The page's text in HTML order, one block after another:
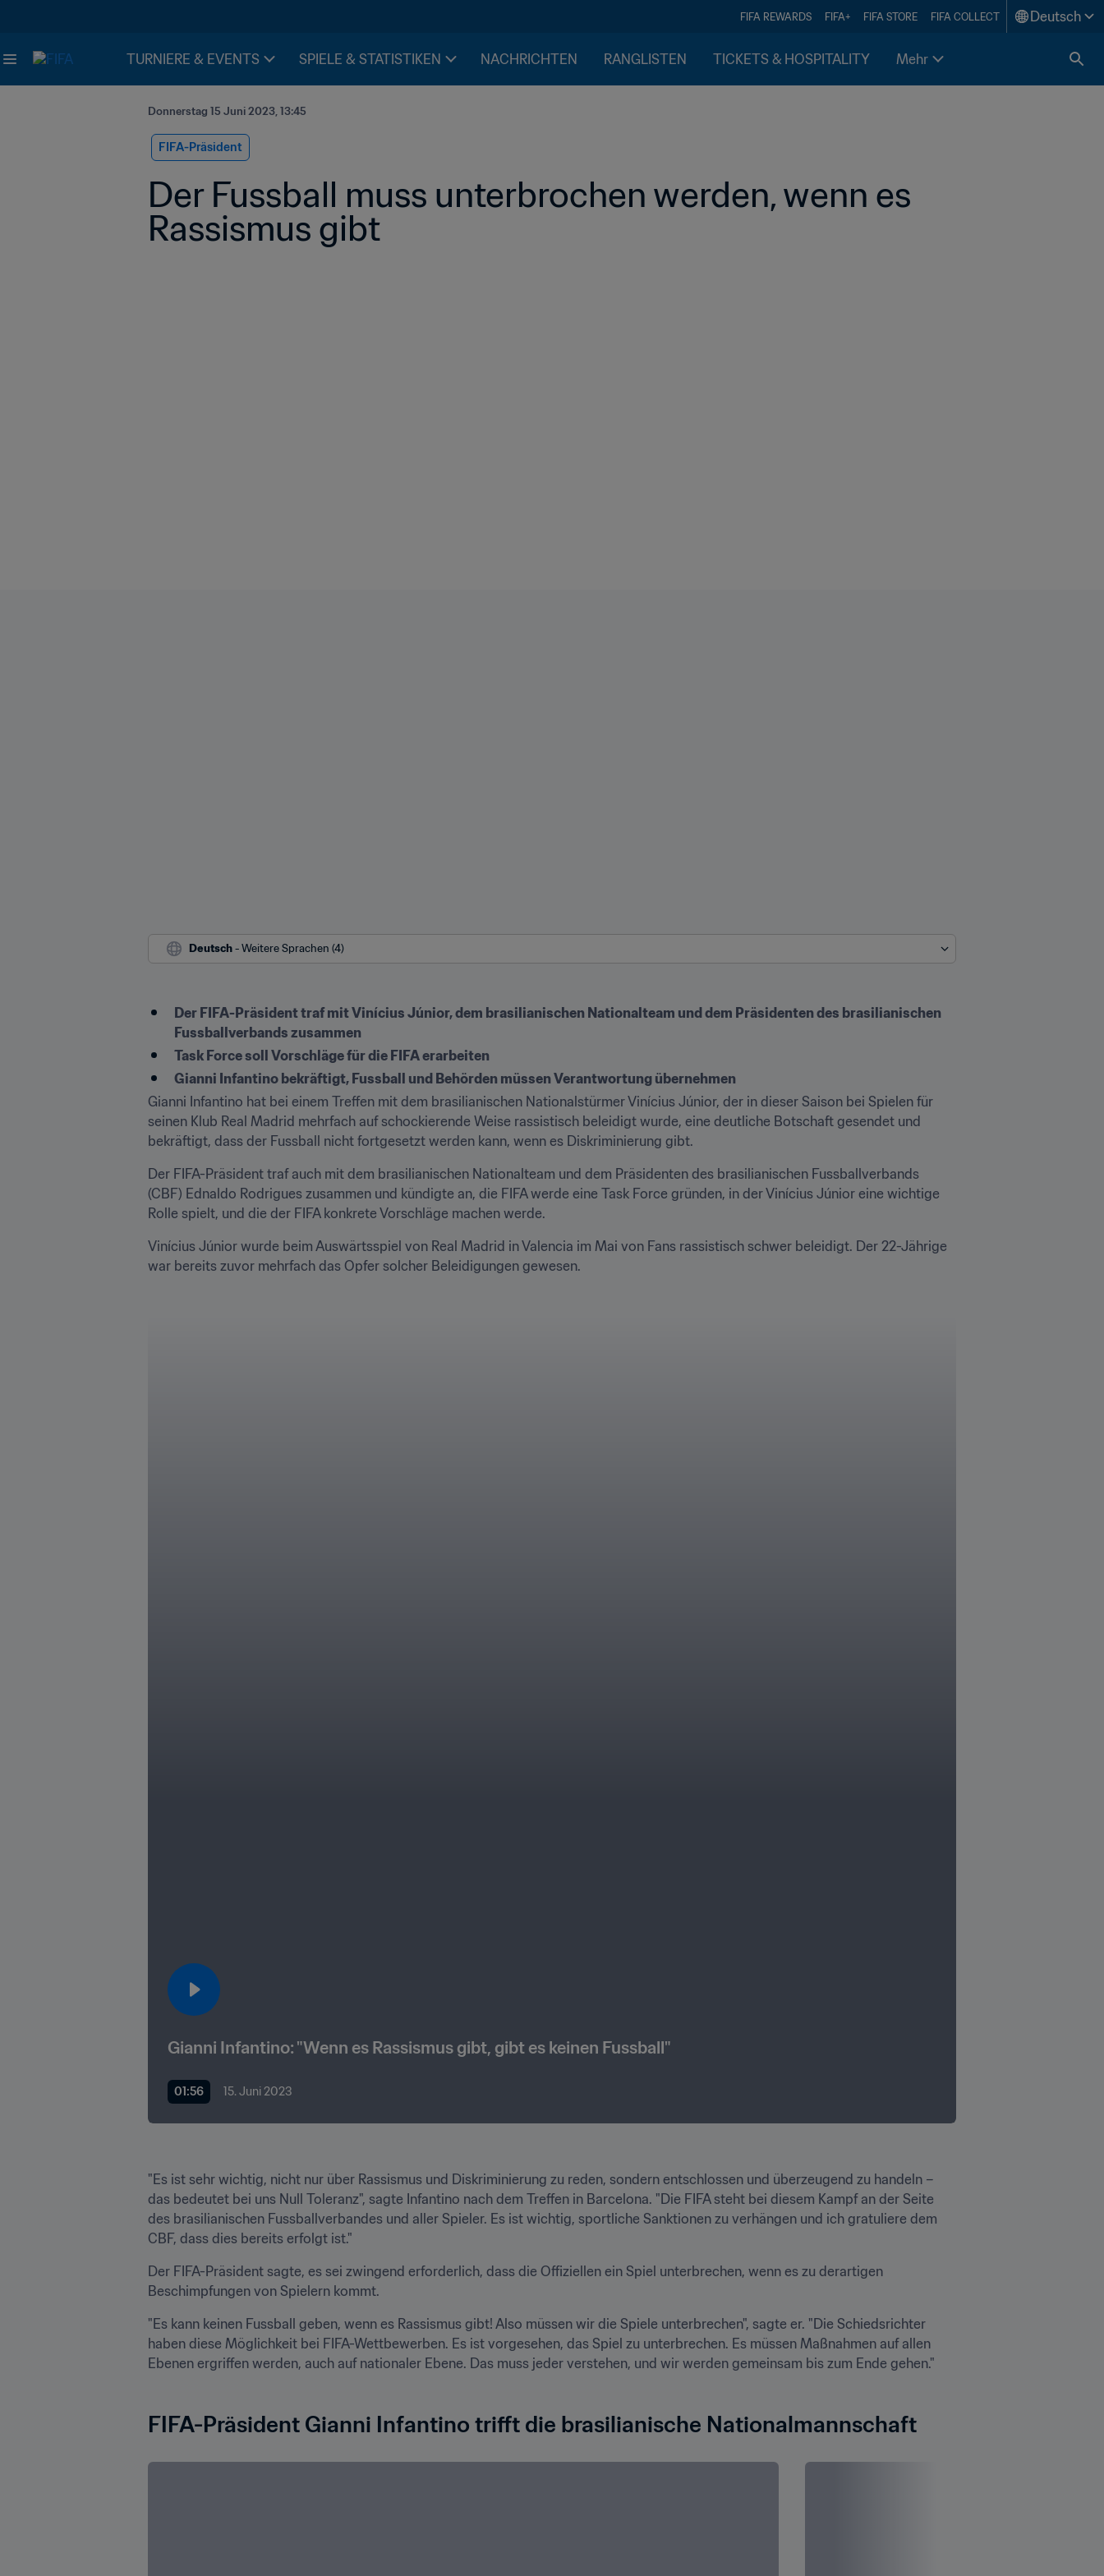
FIFA REWARDS FIFA+ FIFA STORE FIFA COLLECT Deutsch
TURNIERE & EVENTS SPIELE & STATISTIKEN NACHRICHTEN RANGLISTEN TICKETS & HOSPITALITY Mehr
Donnerstag 15 Juni 2023, 13:45
FIFA-Präsident
Der Fussball muss unterbrochen werden, wenn es
Rassismus gibt
Deutsch - Weitere Sprachen (4)
Der FIFA-Präsident traf mit Vinícius Júnior, dem brasilianischen Nationalteam und dem Präsidenten des brasilianischen
Fussballverbands zusammen
Task Force soll Vorschläge für die FIFA erarbeiten
Gianni Infantino bekräftigt, Fussball und Behörden müssen Verantwortung übernehmen
Gianni Infantino hat bei einem Treffen mit dem brasilianischen Nationalstürmer Vinícius Júnior, der in dieser Saison bei Spielen für
seinen Klub Real Madrid mehrfach auf schockierende Weise rassistisch beleidigt wurde, eine deutliche Botschaft gesendet und
bekräftigt, dass der Fussball nicht fortgesetzt werden kann, wenn es Diskriminierung gibt.
Der FIFA-Präsident traf auch mit dem brasilianischen Nationalteam und dem Präsidenten des brasilianischen Fussballverbands
(CBF) Ednaldo Rodrigues zusammen und kündigte an, die FIFA werde eine Task Force gründen, in der Vinícius Júnior eine wichtige
Rolle spielt, und die der FIFA konkrete Vorschläge machen werde.
Vinícius Júnior wurde beim Auswärtsspiel von Real Madrid in Valencia im Mai von Fans rassistisch schwer beleidigt. Der 22-Jährige
war bereits zuvor mehrfach das Opfer solcher Beleidigungen gewesen.
Gianni Infantino: "Wenn es Rassismus gibt, gibt es keinen Fussball"
01:56 15. Juni 2023
"Es ist sehr wichtig, nicht nur über Rassismus und Diskriminierung zu reden, sondern entschlossen und überzeugend zu handeln –
das bedeutet bei uns Null Toleranz", sagte Infantino nach dem Treffen in Barcelona. "Die FIFA steht bei diesem Kampf an der Seite
des brasilianischen Fussballverbandes und aller Spieler. Es ist wichtig, sportliche Sanktionen zu verhängen und ich gratuliere dem
CBF, dass dies bereits erfolgt ist."
Der FIFA-Präsident sagte, es sei zwingend erforderlich, dass die Offiziellen ein Spiel unterbrechen, wenn es zu derartigen
Beschimpfungen von Spielern kommt.
"Es kann keinen Fussball geben, wenn es Rassismus gibt! Also müssen wir die Spiele unterbrechen", sagte er. "Die Schiedsrichter
haben diese Möglichkeit bei FIFA-Wettbewerben. Es ist vorgesehen, das Spiel zu unterbrechen. Es müssen Maßnahmen auf allen
Ebenen ergriffen werden, auch auf nationaler Ebene. Das muss jeder verstehen, und wir werden gemeinsam bis zum Ende gehen."
FIFA-Präsident Gianni Infantino trifft die brasilianische Nationalmannschaft